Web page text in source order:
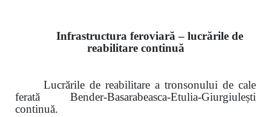
Infrastructura feroviară – lucrările de
reabilitare continuă
Lucrările de reabilitare a tronsonului de cale
ferată Bender-Basarabeasca-Etulia-Giurgiulești
continuă.